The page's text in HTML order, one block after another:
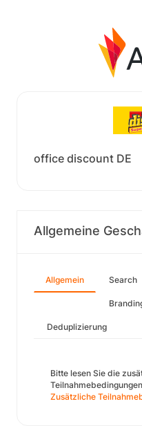
office discount DE
Allgemeine
Allgemein Search
Deduplizierung
Bitte lesen Sie die
Zusätzliche